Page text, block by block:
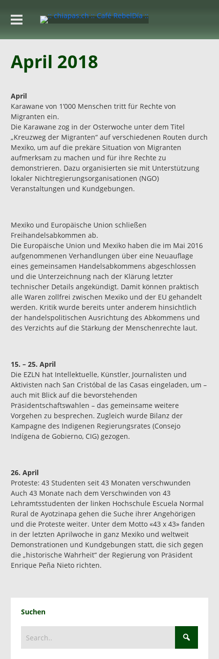
April 2018
April
Karawane von 1’000 Menschen tritt für Rechte von
Migranten ein.
Die Karawane zog in der Osterwoche unter dem Titel
„Kreuzweg der Migranten“ auf verschiedenen Routen durch
Mexiko, um auf die prekäre Situation von Migranten
aufmerksam zu machen und für ihre Rechte zu
demonstrieren. Dazu organisierten sie mit Unterstützung
lokaler Nichtregierungsorganisationen (NGO)
Veranstaltungen und Kundgebungen.
Mexiko und Europäische Union schließen
Freihandelsabkommen ab.
Die Europäische Union und Mexiko haben die im Mai 2016
aufgenommenen Verhandlungen über eine Neuauflage
eines gemeinsamen Handelsabkommens abgeschlossen
und die Unterzeichnung nach der Klärung letzter
technischer Details angekündigt. Damit können praktisch
alle Waren zollfrei zwischen Mexiko und der EU gehandelt
werden. Kritik wurde bereits unter anderem hinsichtlich
der handelspolitischen Ausrichtung des Abkommens und
des Verzichts auf die Stärkung der Menschenrechte laut.
15. – 25. April
Die EZLN hat Intellektuelle, Künstler, Journalisten und
Aktivisten nach San Cristóbal de las Casas eingeladen, um –
auch mit Blick auf die bevorstehenden
Präsidentschaftswahlen – das gemeinsame weitere
Vorgehen zu besprechen. Zugleich wurde Bilanz der
Kampagne des Indigenen Regierungsrates (Consejo
Indígena de Gobierno, CIG) gezogen.
26. April
Proteste: 43 Studenten seit 43 Monaten verschwunden
Auch 43 Monate nach dem Verschwinden von 43
Lehramtsstudenten der linken Hochschule Escuela Normal
Rural de Ayotzinapa gehen die Suche ihrer Angehörigen
und die Proteste weiter. Unter dem Motto «43 x 43» fanden
in der letzten Aprilwoche in ganz Mexiko und weltweit
Demonstrationen und Kundgebungen statt, die sich gegen
die „historische Wahrheit“ der Regierung von Präsident
Enrique Peña Nieto richten.
Suchen